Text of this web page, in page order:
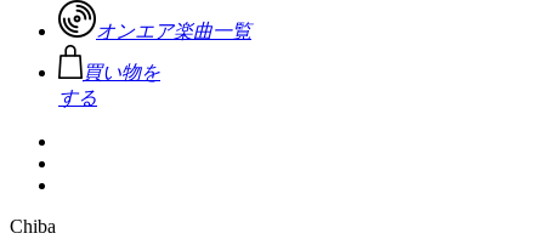
オンエア楽曲一覧
買い物を
する
Chiba